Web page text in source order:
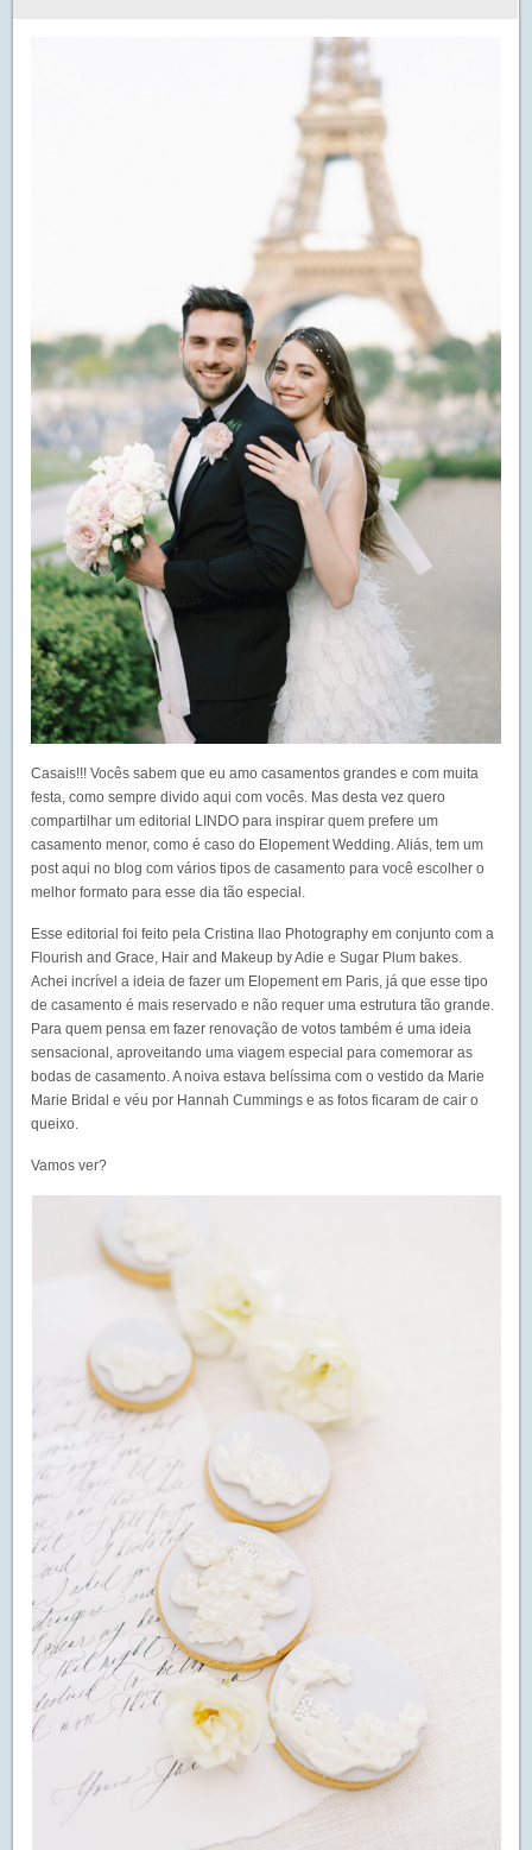
Casais!!! Vocês sabem que eu amo casamentos grandes e com muita
festa, como sempre divido aqui com vocês. Mas desta vez quero
compartilhar um editorial LINDO para inspirar quem prefere um
casamento menor, como é caso do Elopement Wedding. Aliás, tem um
post aqui no blog com váriostipos de casamento para você escolher o
melhor formato para esse dia tão especial.
Esse editorial foi feito pela Cristina Ilao Photography em conjunto com a
Flourish and Grace, Hair and Makeup by Adie e Sugar Plum bakes.
Achei incrível a ideia de fazer um Elopement em Paris, já que esse tipo
de casamento é mais reservado e não requer uma estrutura tão grande.
Para quem pensa em fazer renovação de votos também é uma ideia
sensacional, aproveitando uma viagem especial para comemorar as
bodas de casamento. A noiva estava belíssima com o vestido da Marie
Marie Bridal e véu por Hannah Cummings e as fotos ficaram de cair o
queixo.
Vamos ver?